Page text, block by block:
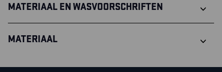
MATERIAAL EN WASVOORSCHRIFTEN
MATERIAAL